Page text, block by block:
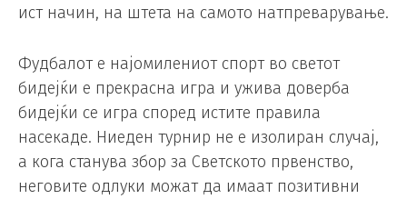
ист начин, на штета на самото натпреварување.
Фудбалот е најомилениот спорт во светот
бидејќи е прекрасна игра и ужива доверба
бидејќи се игра според истите правила
насекаде. Ниеден турнир не е изолиран случај,
а кога станува збор за Светското првенство,
неговите одлуки можат да имаат позитивни